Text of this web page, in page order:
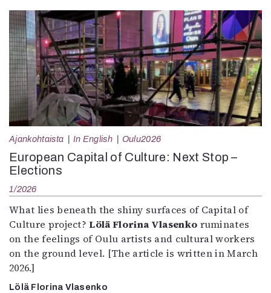
Ajankohtaista In English Oulu2026
European Capital of Culture: Next Stop –
Elections
1/2026
What lies beneath the shiny surfaces of Capital of
Culture project?Lölä Florina Vlasenko ruminates
on the feelings of Oulu artists and cultural workers
on the ground level. [The article is written in March
2026.]
Lölä Florina Vlasenko